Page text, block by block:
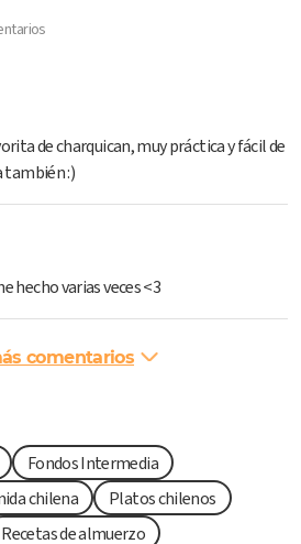
de charquican, muy práctica y fácil de
también :)
hecho varias veces <3
comentarios
Fondos Intermedia
chilena
Platos chilenos
Recetas de almuerzo